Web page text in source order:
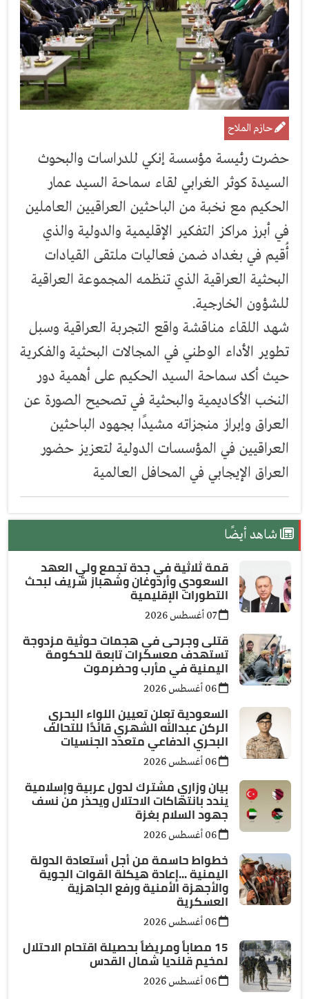
حازم الملاح
حضرت رئيسة مؤسسة إنكي للدراسات والبحوث
السيدة كوثر الغرابي لقاء سماحة السيد عمار
الحكيم مع نخبة من الباحثين العراقيين العاملين
في أبرز مراكز التفكير الإقليمية والدولية والذي
أُقيم في بغداد ضمن فعاليات ملتقى القيادات
البحثية العراقية الذي تنظمه المجموعة العراقية
للشؤون الخارجية.
شهد اللقاء مناقشة واقع التجربة العراقية وسبل
تطوير الأداء الوطني في المجالات البحثية والفكرية
حيث أكد سماحة السيد الحكيم على أهمية دور
النخب الأكاديمية والبحثية في تصحيح الصورة عن
العراق وإبراز منجزاته مشيدًا بجهود الباحثين
العراقيين في المؤسسات الدولية لتعزيز حضور
العراق الإيجابي في المحافل العالمية
شاهد أيضًا
قمة ثلاثية في جدة تجمع ولي العهد
السعودي وأردوغان وشهباز شريف لبحث
التطورات الإقليمية
07 أغسطس 2026
قتلى وجرحى في هجمات حوثية مزدوجة
تستهدف معسكرات تابعة للحكومة
اليمنية في مأرب وحضرموت
السعودية تعلن تعيين اللواء البحري
الركن عبدالله الشهري قائدًا للتحالف
البحري الدفاعي متعدد الجنسيات
بيان وزاري مشترك لدول عربية وإسلامية
يندد بانتهاكات الاحتلال ويحذر من نسف
جهود السلام بغزة
خطواط حاسمة من أجل أستعادة الدولة
اليمنية ...إعادة هيكلة القوات الجوية
والأجهزة الأمنية ورفع الجاهزية
العسكرية
15 مصاباً ومريضاً بحصيلة اقتحام الاحتلال
لمخيم قلنديا شمال القدس